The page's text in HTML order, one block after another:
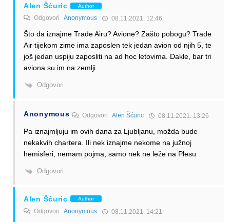
Alen Šćuric Author
Odgovori Anonymous 08.11.2021. 12:46
Što da iznajme Trade Airu? Avione? Zašto pobogu? Trade
Air tijekom zime ima zaposlen tek jedan avion od njih 5, te
još jedan uspiju zaposliti na ad hoc letovima. Dakle, bar tri
aviona su im na zemlji.
Odgovori
Anonymous OdgovoriAlen Šćuric 08.11.2021. 13:26
Pa iznajmljuju im ovih dana za Ljubljanu, možda bude
nekakvih chartera. Ili nek iznajme nekome na južnoj
hemisferi, nemam pojma, samo nek ne leže na Plesu
Odgovori
Alen Šćuric Author
Odgovori Anonymous 08.11.2021. 14:21